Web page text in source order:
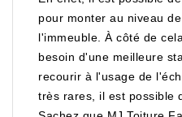
pour monter au niveau
l'immeuble. À côté de
besoin d'une meilleure
recourir à l'usage de
très rares, il est possible